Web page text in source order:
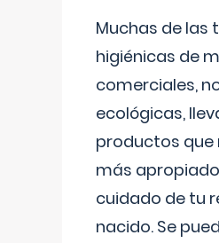
Muchas de las
higiénicas de
comerciales,
ecológicas,
productos que
más
cuidado de tu
nacido. Se